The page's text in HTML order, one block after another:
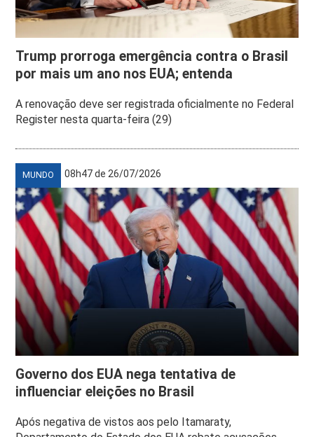
Trump prorroga emergência contra o Brasil
por mais um ano nos EUA; entenda
A renovação deve ser registrada oficialmente no Federal
Register nesta quarta-feira (29)
MUNDO 08h47 de 26/07/2026
Governo dos EUA nega tentativa de
influenciar eleições no Brasil
Após negativa de vistos aos pelo Itamaraty,